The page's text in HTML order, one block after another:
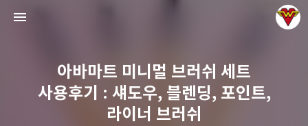
아바마트 미니멀 브러쉬 세트
사용후기 : 섀도우, 블렌딩, 포인트,
라이너 브러쉬